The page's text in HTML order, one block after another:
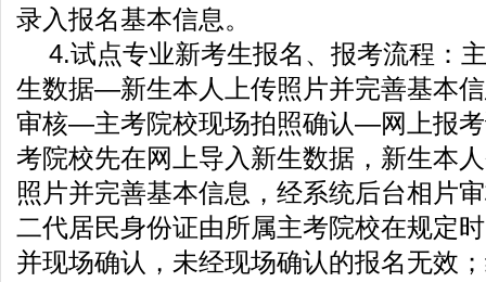
录入报名基本信息。
4.试点专业新考生报名、报考流程：
生数据—新生本人上传照片并完善基本
审核—主考院校现场拍照确认—网上报
考院校先在网上导入新生数据，新生本
照片并完善基本信息，经系统后台相片
二代居民身份证由所属主考院校在规定
并现场确认，未经现场确认的报名无效